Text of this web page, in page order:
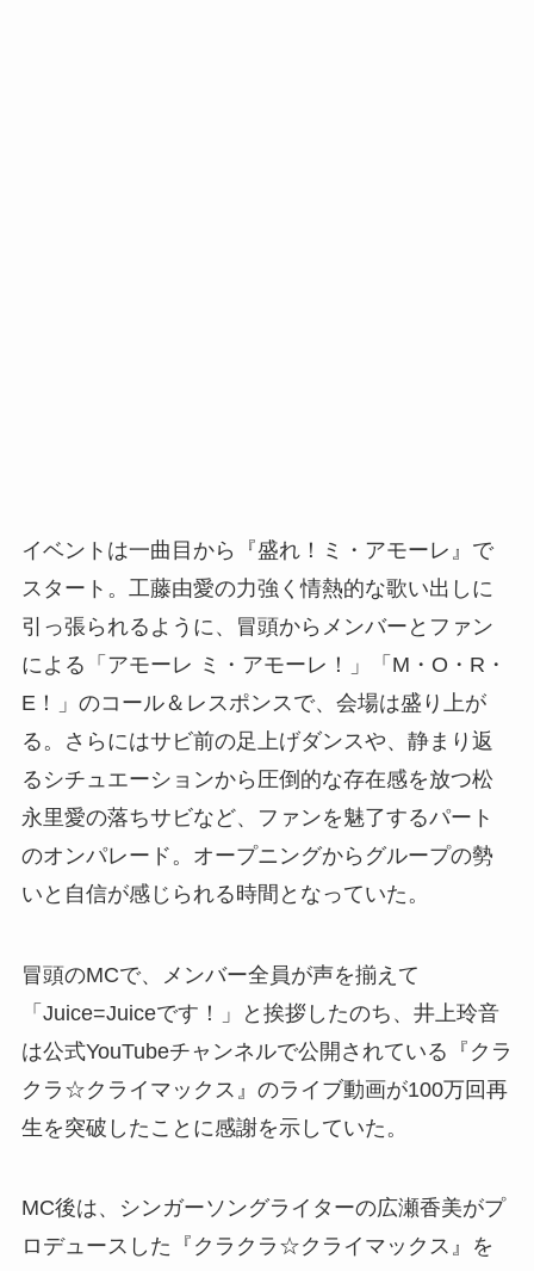
イベントは一曲目から『盛れ！ミ・アモーレ』で
スタート。工藤由愛の力強く情熱的な歌い出しに
引っ張られるように、冒頭からメンバーとファン
による「アモーレ ミ・アモーレ！」「M・O・R・
E！」のコール＆レスポンスで、会場は盛り上が
る。さらにはサビ前の足上げダンスや、静まり返
るシチュエーションから圧倒的な存在感を放つ松
永里愛の落ちサビなど、ファンを魅了するパート
のオンパレード。オープニングからグループの勢
いと自信が感じられる時間となっていた。
冒頭のMCで、メンバー全員が声を揃えて
「Juice=Juiceです！」と挨拶したのち、井上玲音
は公式YouTubeチャンネルで公開されている『クラ
クラ☆クライマックス』のライブ動画が100万回再
生を突破したことに感謝を示していた。
MC後は、シンガーソングライターの広瀬香美がプ
ロデュースした『クラクラ☆クライマックス』を